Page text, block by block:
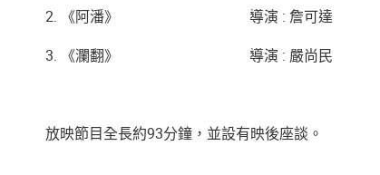
2. 《阿潘》 導演 : 詹可達
3. 《瀾翻》 導演 : 嚴尚民
放映節目全長約93分鐘，並設有映後座談。